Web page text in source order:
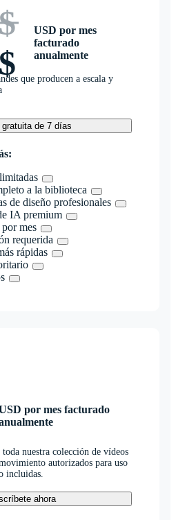
USD por mes
facturado
anualmente
que producen a escala y
gratuita de 7 días
a la biblioteca
de diseño profesionales
IA premium
mes
requerida
rápidas
por mes facturado
toda nuestra colección de vídeos
autorizados para uso
incluidas.
ahora